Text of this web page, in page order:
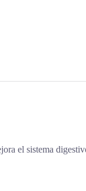
el sistema